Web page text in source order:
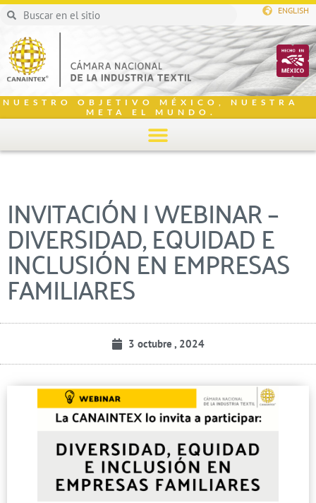
ENGLISH
NUESTRO OBJETIVO MÉXICO, NUESTRA
META EL MUNDO.
INVITACIÓN | WEBINAR –
DIVERSIDAD, EQUIDAD E
INCLUSIÓN EN EMPRESAS
FAMILIARES
3 octubre , 2024